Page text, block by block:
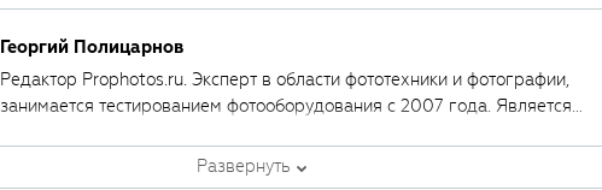
Георгий Полицарнов
Редактор Prophotos.ru. Эксперт в области фототехники и фотографии,
занимается тестированием фотооборудования с 2007 года. Является
Развернуть